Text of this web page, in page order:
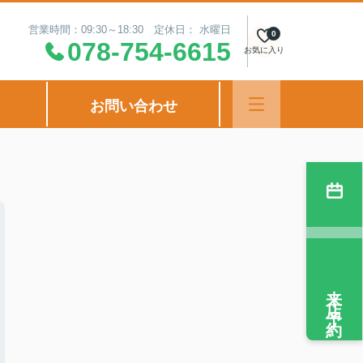
営業時間：09:30～18:30 定休日： 水曜日
078-754-6615 お気に入り
0
お問い合わせ
来店予約